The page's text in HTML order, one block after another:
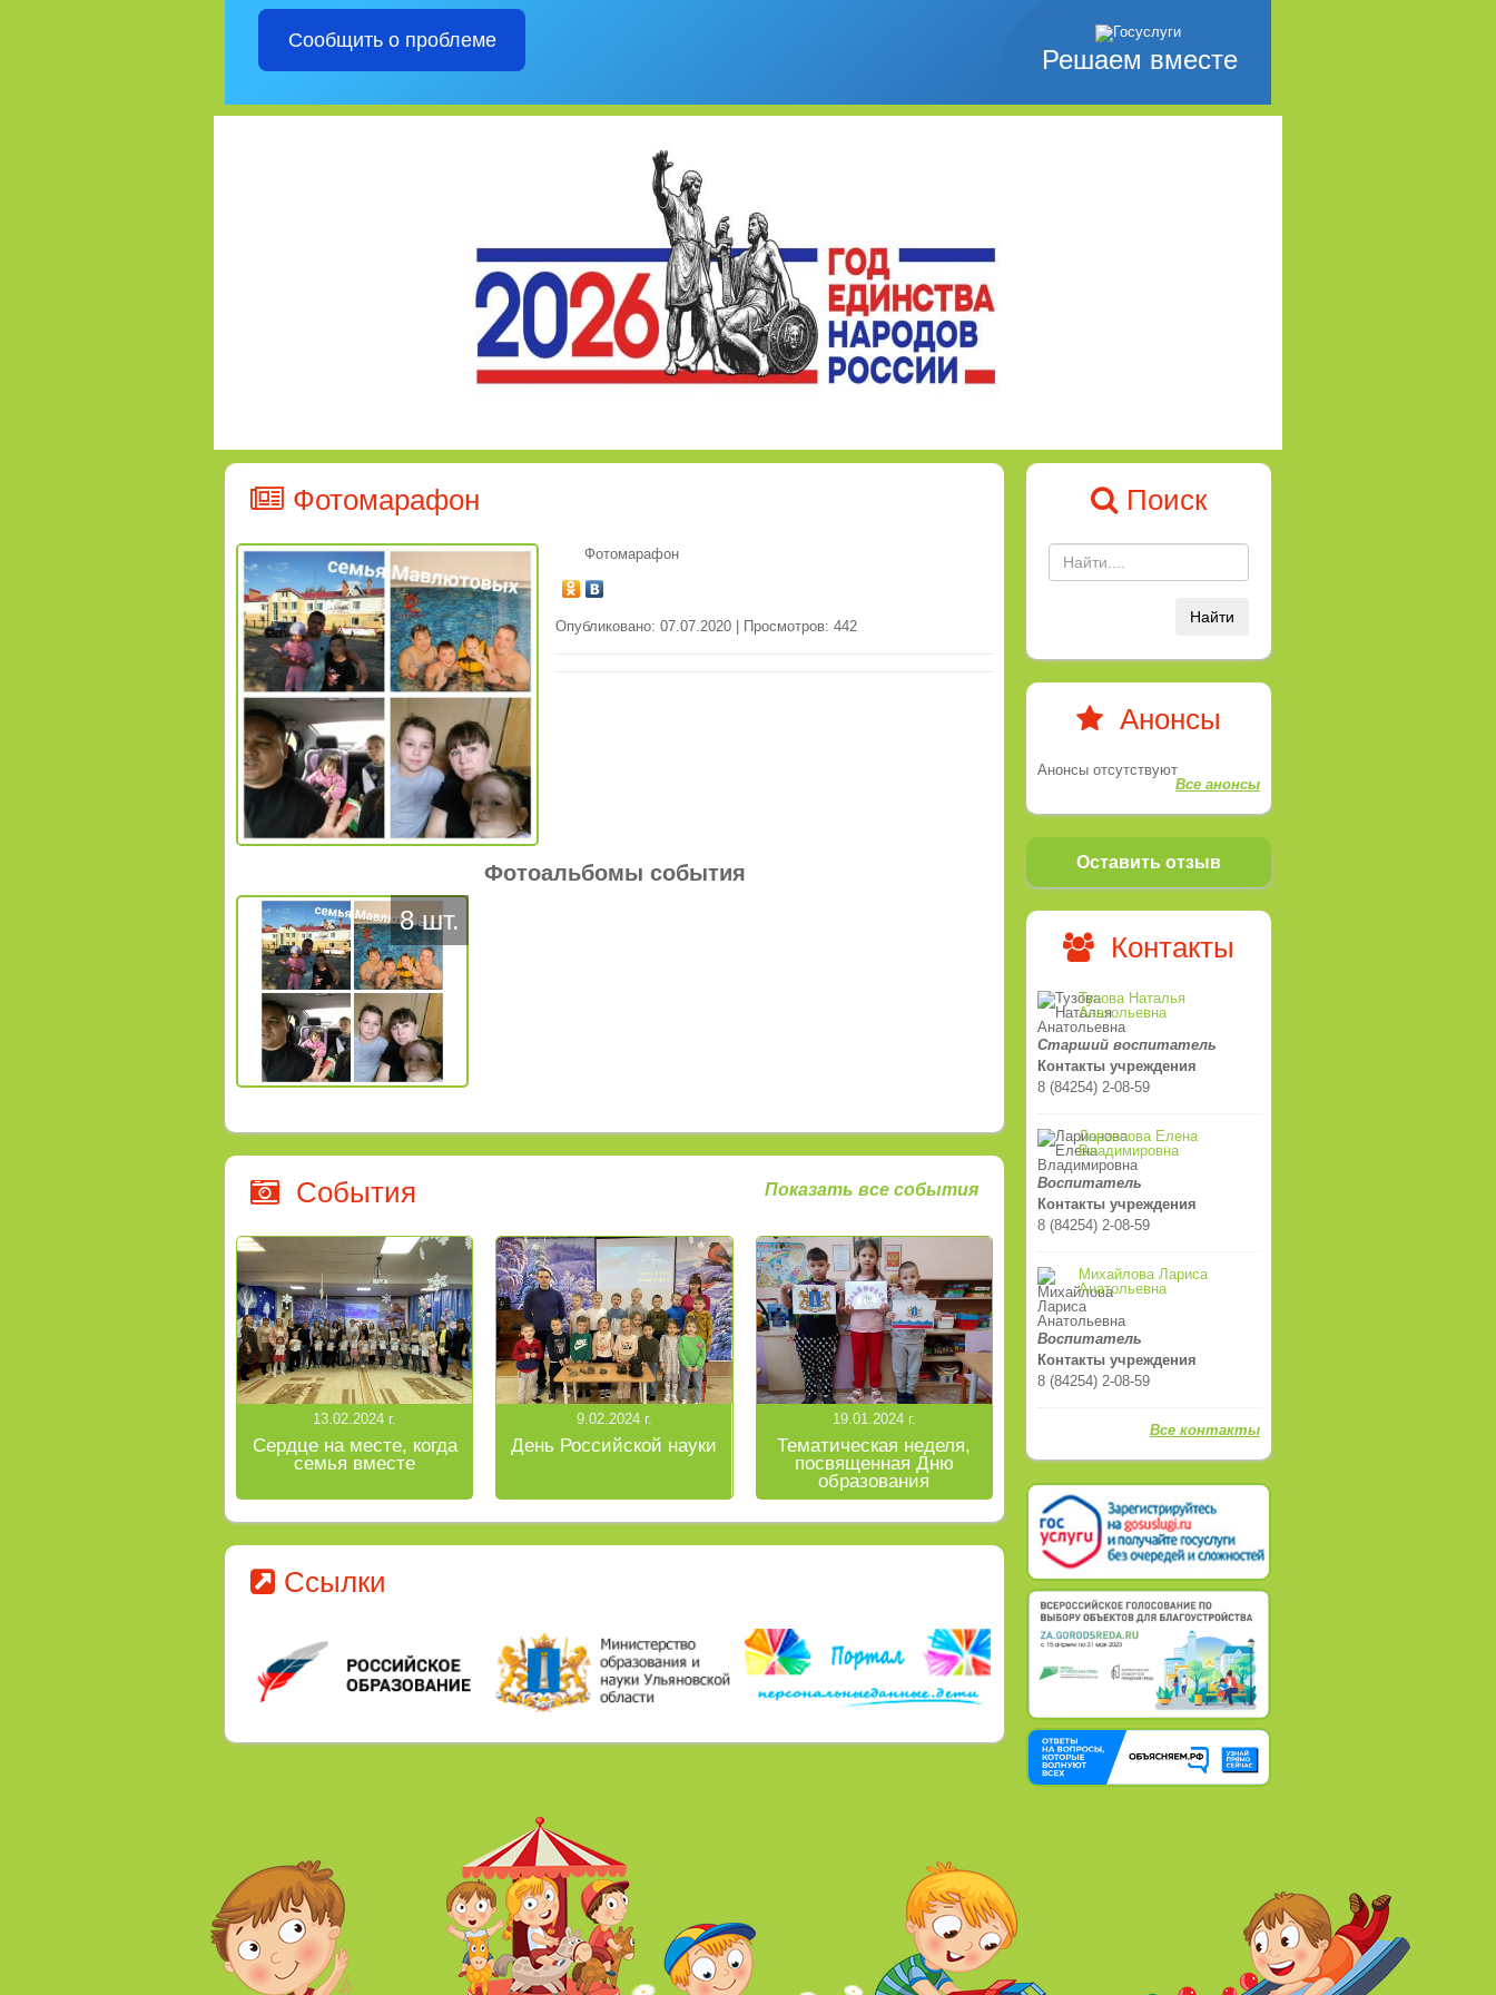
Решаем вместе
Сообщить о проблеме
Фотомарафон
Фотомарафон
Опубликовано: 07.07.2020 | Просмотров: 442
Фотоальбомы события
8 шт.
События Показать все события
13.02.2024 г.
Сердце на месте, когда
семья вместе
9.02.2024 г.
День Российской науки
19.01.2024 г.
Тематическая неделя,
посвященная Дню
образования
Ульяновской области
Ссылки
Поиск
Найти
Анонсы
Анонсы отсутствуют
Все анонсы
Оставить отзыв
Контакты
Тузова Наталья
Анатольевна
Старший воспитатель
Контакты учреждения
8 (84254) 2-08-59
Ларионова Елена
Владимировна
Воспитатель
Контакты учреждения
8 (84254) 2-08-59
Михайлова Лариса
Анатольевна
Воспитатель
Контакты учреждения
8 (84254) 2-08-59
Все контакты